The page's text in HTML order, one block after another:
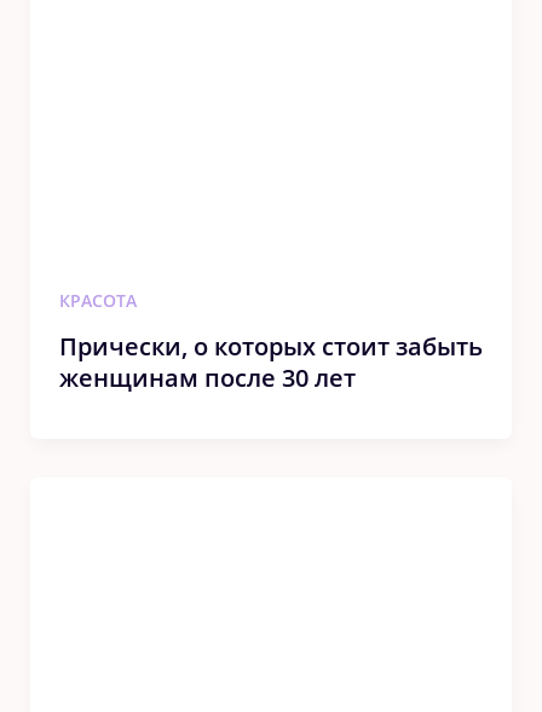
КРАСОТА
Прически, о которых стоит забыть
женщинам после 30 лет